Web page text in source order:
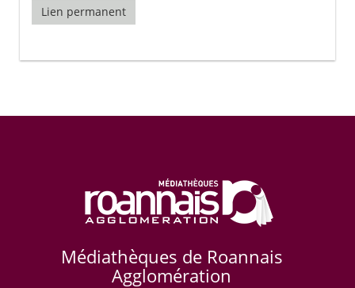
Lien permanent
Médiathèques de Roannais
Agglomération